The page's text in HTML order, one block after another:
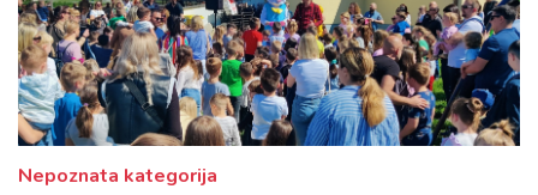
Nepoznata kategorija